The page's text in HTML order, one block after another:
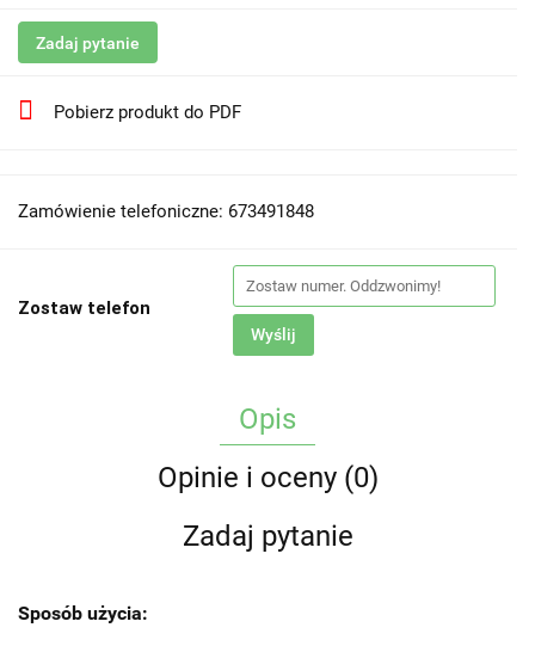
Zadaj pytanie
Pobierz produkt do PDF
Zamówienie telefoniczne: 673491848
Zostaw telefon
Wyślij
Opis
Opinie i oceny (0)
Zadaj pytanie
Sposób użycia: